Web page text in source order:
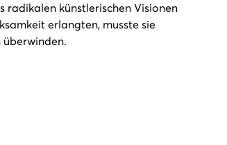
radikalen künstlerischen Visionen
erlangten, musste sie